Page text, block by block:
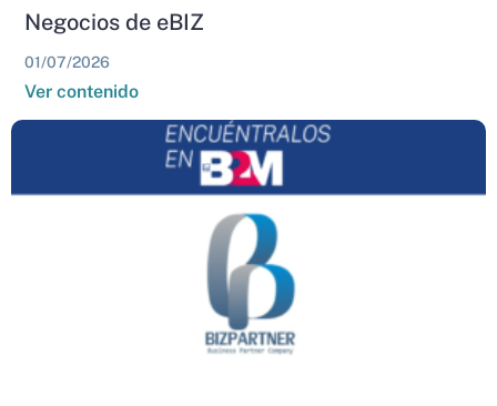
Negocios de eBIZ
01/07/2026
Ver contenido